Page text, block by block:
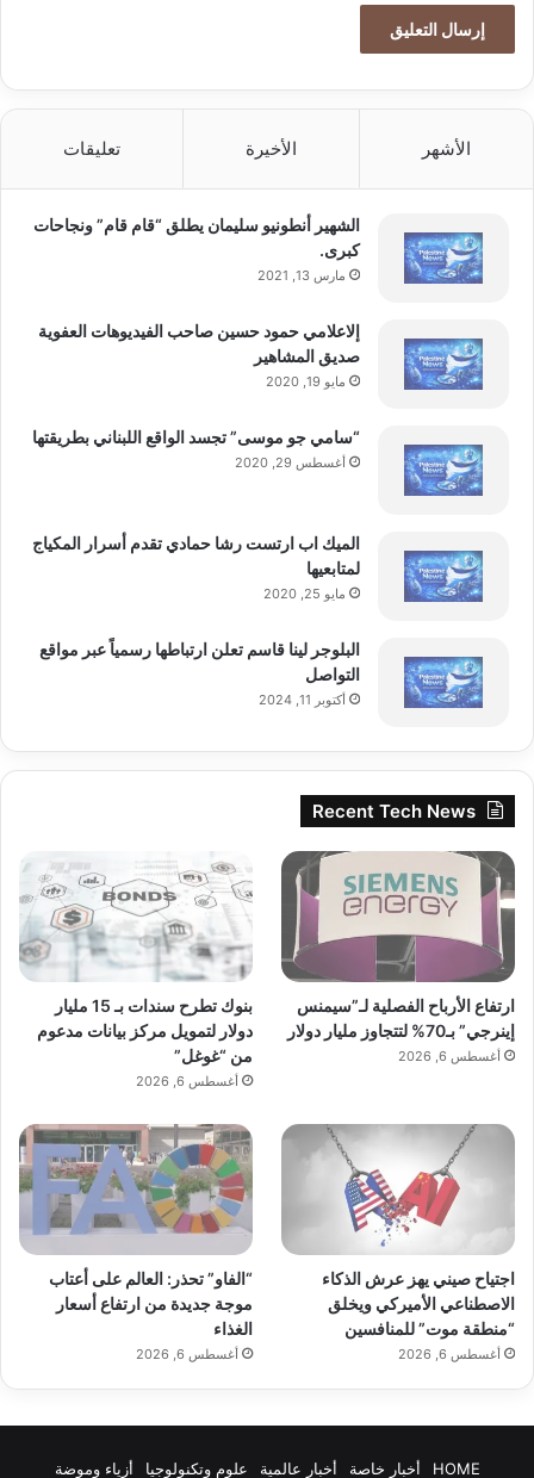
الأشهر الأخيرة تعليقات
الشهير أنطونيو سليمان يطلق “قام قام” ونجاحات
كبرى.
مارس 13, 2021
إلاعلامي حمود حسين صاحب الفيديوهات العفوية
صديق المشاهير
مايو 19, 2020
“سامي جو موسى” تجسد الواقع اللبناني بطريقتها
أغسطس 29, 2020
الميك اب ارتست رشا حمادي تقدم أسرار المكياج
لمتابعيها
مايو 25, 2020
البلوجر لينا قاسم تعلن ارتباطها رسمياً عبر مواقع
التواصل
أكتوبر 11, 2024
Recent Tech News
ارتفاع الأرباح الفصلية لـ”سيمنس
إينرجي” بـ70% لتتجاوز مليار دولار
أغسطس 6, 2026
بنوك تطرح سندات بـ 15 مليار
دولار لتمويل مركز بيانات مدعوم
من “غوغل”
أغسطس 6, 2026
اجتياح صيني يهز عرش الذكاء
الاصطناعي الأميركي ويخلق
“منطقة موت” للمنافسين
أغسطس 6, 2026
“الفاو” تحذر: العالم على أعتاب
موجة جديدة من ارتفاع أسعار
الغذاء
أغسطس 6, 2026
HOME أخبار خاصة أخبار عالمية علوم وتكنولوجيا أزياء وموضة